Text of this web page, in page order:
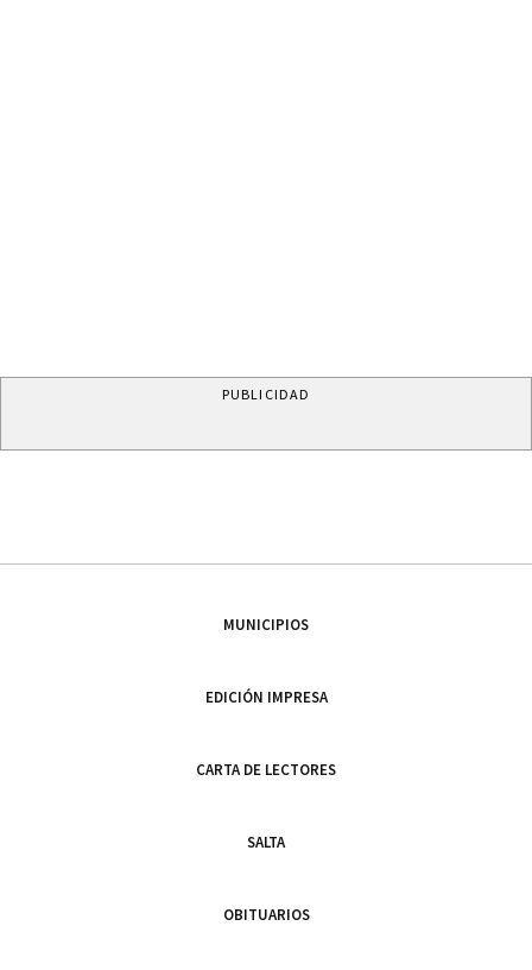
PUBLICIDAD
MUNICIPIOS
EDICIÓN IMPRESA
CARTA DE LECTORES
SALTA
OBITUARIOS